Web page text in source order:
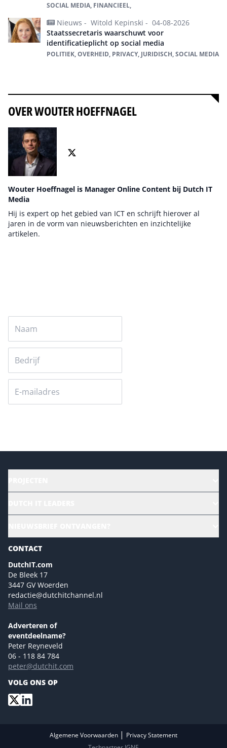
SOCIAL MEDIA, FINANCIEEL,
Nieuws - Witold Kepinski - 04-08-2026
Staatssecretaris waarschuwt voor
identificatieplicht op social media
POLITIEK, OVERHEID, PRIVACY, JURIDISCH, SOCIAL MEDIA
OVER WOUTER HOEFFNAGEL
Wouter Hoeffnagel is Manager Online Content bij Dutch IT
Media
Hij is expert op het gebied van ICT en schrijft hierover al
jaren in de vorm van nieuwsberichten en inzichtelijke
artikelen.
Sustainability | Green IT
Marketing- en contentmogelijkheden 2026
Events- en sponsormogelijkheden 2026
Ons team
Colofon
Tip de redactie
Versturen
CONTACT
DutchIT.com
De Bleek 17
3447 GV Woerden
redactie@dutchitchannel.nl
Mail ons
Adverteren of
eventdeelname?
Peter Reyneveld
06 - 118 84 784
peter@dutchit.com
VOLG ONS OP
Algemene Voorwaarden | Privacy Statement